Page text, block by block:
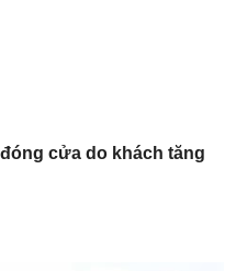
cửa do khách tăng